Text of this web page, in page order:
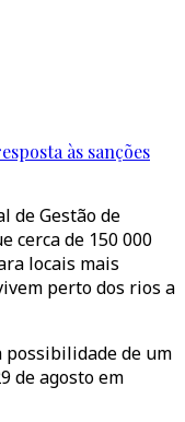
às sanções
de Gestão de
cerca de 150 000
locais mais
perto dos rios a
de um
de agosto em